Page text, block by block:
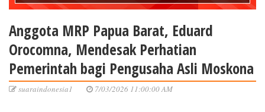
Asli Moskona
Anggota MRP Papua Barat, Eduard
Orocomna, Mendesak Perhatian
Pemerintah bagi Pengusaha Asli Moskona
suaraindonesia1 7/03/2026 11:00:00 AM